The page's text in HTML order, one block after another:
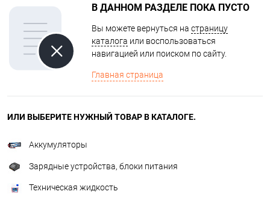
В ДАННОМ РАЗДЕЛЕ ПОКА ПУСТО
Вы можете вернуться на страницу
каталога или воспользоваться
навигацией или поиском по сайту.
Главная страница
ИЛИ ВЫБЕРИТЕ НУЖНЫЙ ТОВАР В КАТАЛОГЕ.
Аккумуляторы
Зарядные устройства, блоки питания
Техническая жидкость